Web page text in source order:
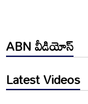
ABN వీడియోస్
Latest Videos